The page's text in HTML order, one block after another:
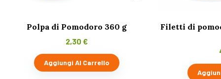
Polpa di Pomodoro 360 g
2,30 €
Aggiungi Al Carrello
Filetti di